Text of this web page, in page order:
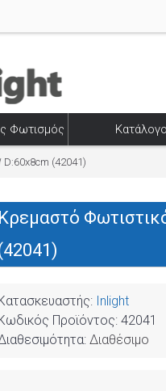
Φωτισμός
D:60x8cm (42041)
Κρεμαστό
Inlight
Προϊόντος: 42041
Διαθέσιμο